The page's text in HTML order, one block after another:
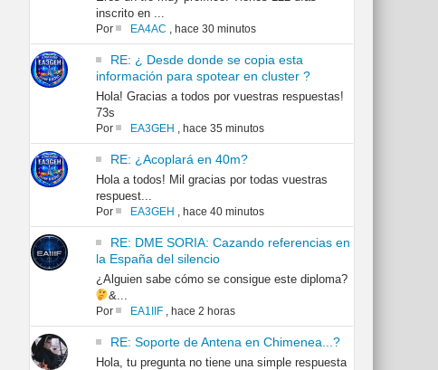
inscrito en ...
Por EA4AC , hace 30 minutos
RE: ¿ Desde donde se copia esta
información para spotear en cluster ?
Hola! Gracias a todos por vuestras respuestas!
73s
Por EA3GEH , hace 35 minutos
RE: ¿Acoplará en 40m?
Hola a todos! Mil gracias por todas vuestras
respuest...
Por EA3GEH , hace 40 minutos
RE: DME SORIA: Cazando referencias en
la España del silencio
¿Alguien sabe cómo se consigue este diploma?
&...
Por EA1IIF, hace 2 horas
RE: Soporte de Antena en Chimenea...?
Hola, tu pregunta no tiene una simple respuesta